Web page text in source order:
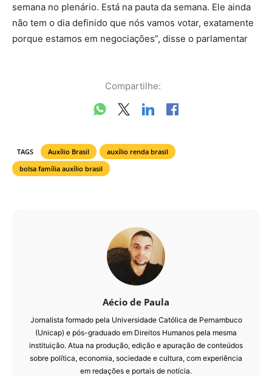
semana no plenário. Está na pauta da semana. Ele ainda
não tem o dia definido que nós vamos votar, exatamente
porque estamos em negociações”, disse o parlamentar
Compartilhe:
TAGS Auxílio Brasil
auxílio renda brasil
bolsa família auxílio brasil
Aécio de Paula
Jornalista formado pela Universidade Católica de Pernambuco
(Unicap) e pós-graduado em Direitos Humanos pela mesma
instituição. Atua na produção, edição e apuração de conteúdos
sobre política, economia, sociedade e cultura, com experiência
em redações e portais de notícia.